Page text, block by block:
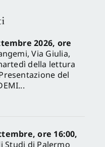
2026, ore
Via Giulia,
della lettura
del
ore 16:00,
Studi di Palermo